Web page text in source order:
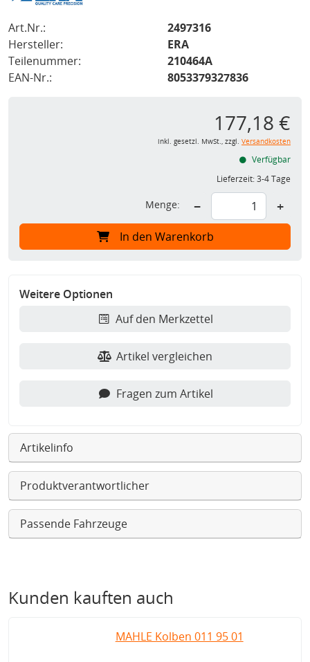
Art.Nr.:
2497316
Hersteller:
ERA
Teilenummer:
210464A
EAN-Nr.:
8053379327836
177,18 €
inkl. gesetzl. MwSt., zzgl. Versandkosten
Verfügbar
Lieferzeit:3-4 Tage
Menge: − +
In den Warenkorb
Weitere Optionen
Auf den Merkzettel
Artikel vergleichen
Fragen zum Artikel
Artikelinfo
Produktverantwortlicher
Passende Fahrzeuge
Kunden kauften auch
MAHLE Kolben 011 95 01